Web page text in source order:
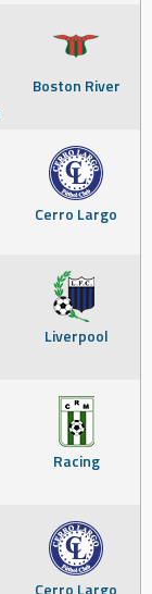
Boston River
Cerro Largo
Liverpool
Racing
Cerro Largo